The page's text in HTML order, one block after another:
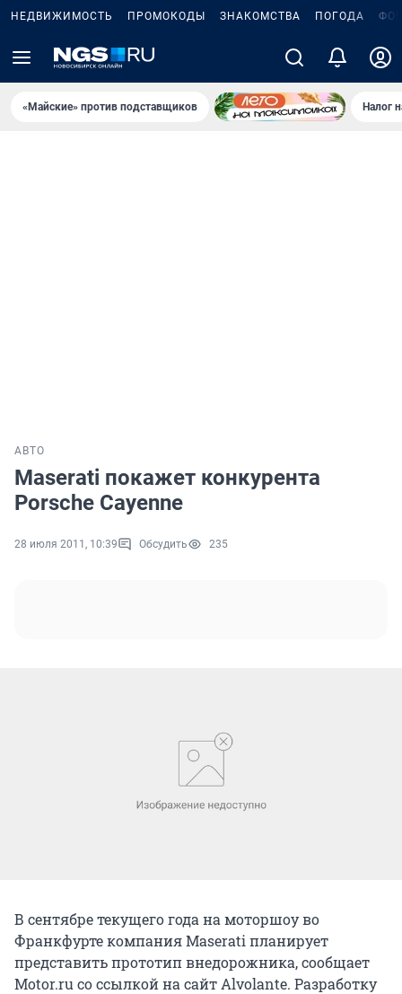
НЕДВИЖИМОСТЬ ПРОМОКОДЫ ЗНАКОМСТВА ПОГОДА
«Майские» против подставщиков Налог
АВТО
Maserati покажет конкурента
Porsche Cayenne
28 июля 2011, 10:39 Обсудить 235
В сентябре текущего года на моторшоу во
Франкфурте компания Maserati планирует
представить прототип внедорожника, сообщает
Motor.ru со ссылкой на сайт Alvolante. Разработку